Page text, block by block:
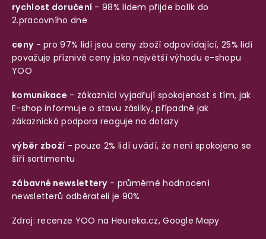
rychlost doručení - 98% lidem přijde balík do
2.pracovního dne
ceny- pro 97% lidí jsou ceny zboží odpovídající, 25% lidí
považuje příznivé ceny jako největší výhodu e-shopu
YOO
komunikace - zákazníci vyjadřují spokojenost s tím, jak
E-shop informuje o stavu zásilky, případně jak
zákaznická podpora reaguje na dotazy
výběr zboží - pouze 2% lidí uvádí, že není spokojeno se
šíří sortimentu
zábavné newslettery- průměrné hodnocení
newsletterů odběrateli je 90%
Zdroj: recenze YOO na Heureka.cz,Google Mapy